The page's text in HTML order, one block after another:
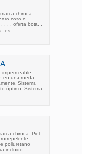
chiruca .
caza o
. . . oferta bota. .
es----
en una rueda
Sistema
óptimo. Sistema
chiruca. Piel
poliuretano
incluido.